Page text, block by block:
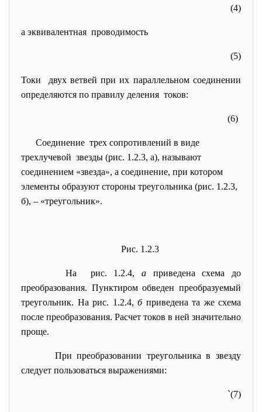
(4)
а эквивалентная проводимость
(5)
Токи двух ветвей при их параллельном соединении
определяются по правилу деления токов:
(6)
Соединение трех сопротивлений в виде
трехлучевой звезды (рис. 1.2.3, а), называют
соединением «звезда», а соединение, при котором
элементы образуют стороны треугольника (рис. 1.2.3,
б), – «треугольник».
Рис. 1.2.3
На рис. 1.2.4, априведена схема до
преобразования. Пунктиром обведен преобразуемый
треугольник. На рис. 1.2.4, бприведена та же схема
после преобразования. Расчет токов в ней значительно
проще.
При преобразовании треугольника в звезду
следует пользоваться выражениями:
`(7)